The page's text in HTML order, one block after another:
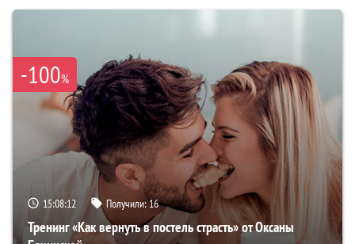
-100%
15:08:11 Получили:16
Тренинг «Как вернуть в постель страсть» от Оксаны